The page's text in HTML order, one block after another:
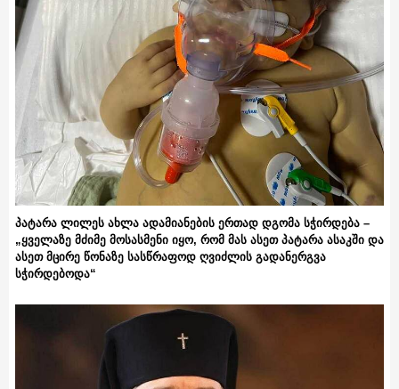
პატარა ლილეს ახლა ადამიანების ერთად დგომა სჭირდება –
„ყველაზე მძიმე მოსასმენი იყო, რომ მას ასეთ პატარა ასაკში და
ასეთ მცირე წონაზე სასწრაფოდ ღვიძლის გადანერგვა
სჭირდებოდა“